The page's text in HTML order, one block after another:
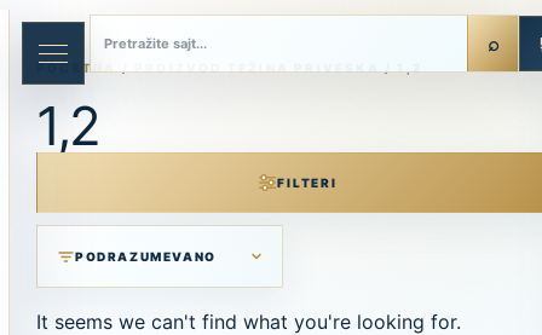
Skip
content
POČETNA
1,2
FILTERI
It seems we can't find what you're looking for.